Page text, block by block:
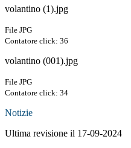
volantino (1).jpg
File JPG
Contatore click: 36
volantino (001).jpg
File JPG
Contatore click: 34
Notizie
Ultima revisione il 17-09-2024